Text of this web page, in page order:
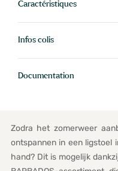
Caractéristiques
Infos colis
Documentation
Zodra het zomerweer
ontspannen in een ligstoel
hand? Dit is mogelijk